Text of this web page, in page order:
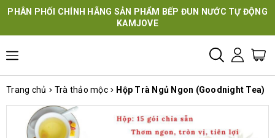
PHÂN PHỐI CHÍNH HÃNG SẢN PHẨM BẾP ĐUN NƯỚC TỰ ĐỘNG
KAMJOVE
Trang chủ Trà thảo mộc Hộp Trà Ngủ Ngon (Goodnight Tea)